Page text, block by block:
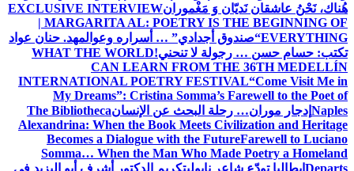
هُناك، نَحْنُ عاشقان نَديّان وَ مَغْمورانEXCLUSIVE INTERVIEW
| MARGARITA AL: POETRY IS THE BEGINNING OF
EVERYTHING“صندوق أجدادي” … أسراره وعوالمهد. حنان عواد
تكتب: حسام حسن … رجولة لا تنحني!WHAT THE WORLD
CAN LEARN FROM THE 36TH MEDELLÍN
INTERNATIONAL POETRY FESTIVAL“Come Visit Me in
My Dreams”: Cristina Somma’s Farewell to the Poet of
Naples إدجار موران… رحلة البحث عن الإنسانThe Bibliotheca
Alexandrina: When the Book Meets Civilization and Heritage
Becomes a Dialogue with the FutureFarewell to Luciano
Somma… When the Man Who Made Poetry a Homeland